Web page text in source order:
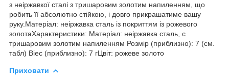
з неіржавкої сталі з тришаровим золотим напиленням, що
робить її абсолютно стійкою, і довго прикрашатиме вашу
руку.Матеріал: неіржавка сталь із покриттям із рожевого
золотаХарактеристики: Матеріал: неіржавка сталь, с
тришаровим золотим напиленням Розмір (приблизно): 7 (см.
табл) Віес (приблизно): 7 гЦвіт: рожеве золото
Приховати